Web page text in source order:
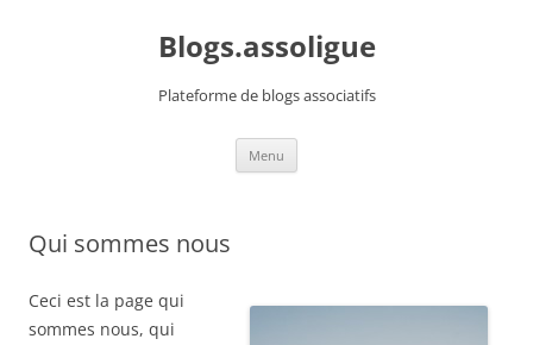
Blogs.assoligue
Plateforme de blogs associatifs
Menu
Qui sommes nous
Ceci est la page qui
sommes nous, qui